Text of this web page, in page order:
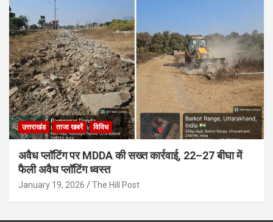
उत्तराखंड ताजा खबरें विविध
अवैध प्लॉटिंग पर MDDA की सख्त कार्रवाई, 22–27 बीघा में
फैली अवैध प्लॉटिंग ध्वस्त
January 19, 2026 The Hill Post